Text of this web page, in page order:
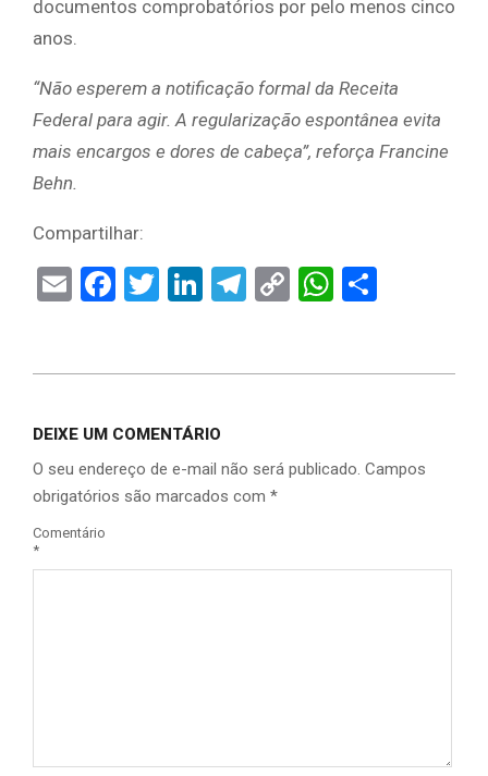
documentos comprobatórios por pelo menos cinco
anos.
“Não esperem a notificação formal da Receita
Federal para agir. A regularização espontânea evita
mais encargos e dores de cabeça”, reforça Francine
Behn.
Compartilhar:
EmailFacebook
Twitter
LinkedIn
Telegram
Copy
DEIXE UM COMENTÁRIO
O seu endereço de e-mail não será publicado. Campos
obrigatórios são marcados com *
Comentário
*